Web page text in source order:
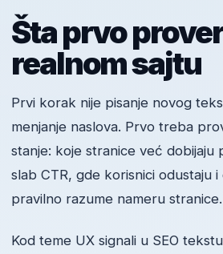
Šta prvo
realnom sajtu
Prvi korak nije pisanje novog
menjanje naslova. Prvo treba
stanje: koje stranice već dobijaju
slab CTR, gde korisnici odustaju i
pravilno razume nameru stranice.
Kod teme UX signali u SEO